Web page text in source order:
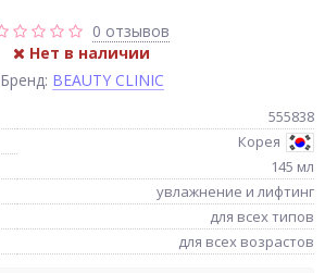
0 отзывов
Нет в наличии
Бренд: BEAUTY CLINIC
555838
Корея
145 мл
увлажнение и лифтинг
для всех типов
для всех возрастов